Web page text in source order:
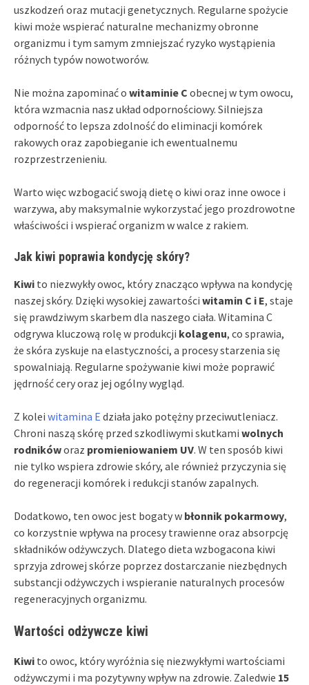
uszkodzeń oraz mutacji genetycznych. Regularne spożycie
kiwi może wspierać naturalne mechanizmy obronne
organizmu i tym samym zmniejszać ryzyko wystąpienia
różnych typów nowotworów.
Nie można zapominać o witaminie C obecnej w tym owocu,
która wzmacnia nasz układ odpornościowy. Silniejsza
odporność to lepsza zdolność do eliminacji komórek
rakowych oraz zapobieganie ich ewentualnemu
rozprzestrzenieniu.
Warto więc wzbogacić swoją dietę o kiwi oraz inne owoce i
warzywa, aby maksymalnie wykorzystać jego prozdrowotne
właściwości i wspierać organizm w walce z rakiem.
Jak kiwi poprawia kondycję skóry?
Kiwi to niezwykły owoc, który znacząco wpływa na kondycję
naszej skóry. Dzięki wysokiej zawartości witamin C i E, staje
się prawdziwym skarbem dla naszego ciała. Witamina C
odgrywa kluczową rolę w produkcji kolagenu, co sprawia,
że skóra zyskuje na elastyczności, a procesy starzenia się
spowalniają. Regularne spożywanie kiwi może poprawić
jędrność cery oraz jej ogólny wygląd.
Z kolei witamina E działa jako potężny przeciwutleniacz.
Chroni naszą skórę przed szkodliwymi skutkami wolnych
rodnikóworaz promieniowaniem UV. W ten sposób kiwi
nie tylko wspiera zdrowie skóry, ale również przyczynia się
do regeneracji komórek i redukcji stanów zapalnych.
Dodatkowo, ten owoc jest bogaty w błonnik pokarmowy,
co korzystnie wpływa na procesy trawienne oraz absorpcję
składników odżywczych. Dlatego dieta wzbogacona kiwi
sprzyja zdrowej skórze poprzez dostarczanie niezbędnych
substancji odżywczych i wspieranie naturalnych procesów
regeneracyjnych organizmu.
Wartości odżywcze kiwi
Kiwi to owoc, który wyróżnia się niezwykłymi wartościami
odżywczymi i ma pozytywny wpływ na zdrowie. Zaledwie 15